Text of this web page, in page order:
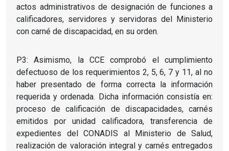
actos administrativos de designación de funciones a
calificadores, servidores y servidoras del Ministerio
con carné de discapacidad, en su orden.
P3: Asimismo, la CCE comprobó el cumplimiento
defectuoso de los requerimientos 2, 5, 6, 7 y 11, al no
haber presentado de forma correcta la información
requerida y ordenada. Dicha información consistía en:
proceso de calificación de discapacidades, carnés
emitidos por unidad calificadora, transferencia de
expedientes del CONADIS al Ministerio de Salud,
realización de valoración integral y carnés entregados